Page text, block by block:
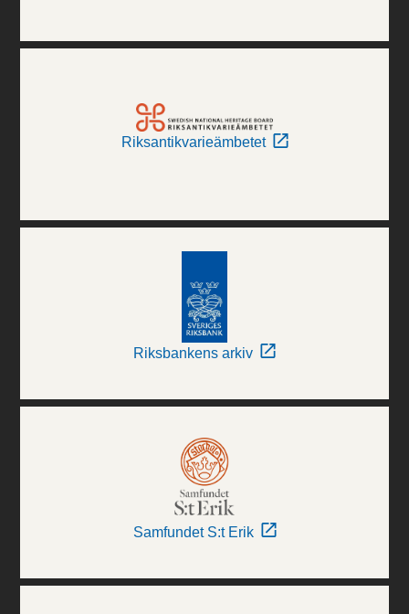
Riksantikvarieämbetet
Riksbankens arkiv
Samfundet S:t Erik